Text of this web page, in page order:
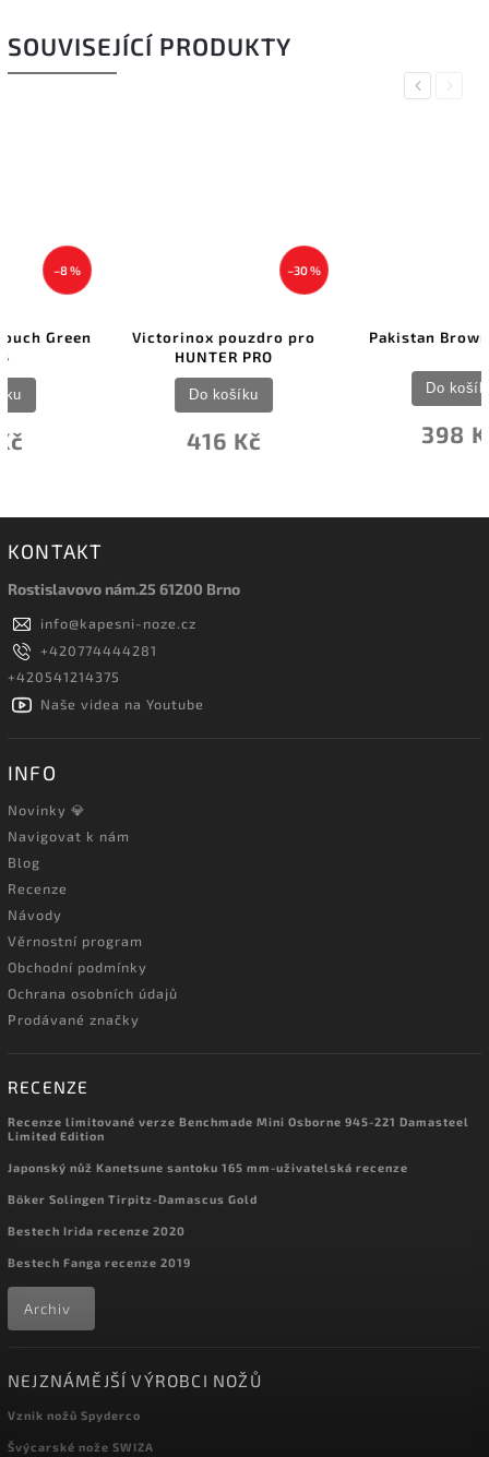
SOUVISEJÍCÍ PRODUKTY
Previous
Victorinox pouzdro pro
Pakistan Brown Leather
Next
KONTAKT
Rostislavovo nám.25 61200 Brno
info@kapesni-noze.cz
+420774444281
+420541214375
Naše videa na Youtube
INFO
Novinky 💎
Navigovat k nám
Blog
Recenze
Návody
Věrnostní program
Obchodní podmínky
Ochrana osobních údajů
Prodávané značky
RECENZE
Recenze limitované verze Benchmade Mini Osborne 945-221 Damasteel
Limited Edition
Japonský nůž Kanetsune santoku 165 mm-uživatelská recenze
Böker Solingen Tirpitz-Damascus Gold
Bestech Irida recenze 2020
Bestech Fanga recenze 2019
Archiv
NEJZNÁMĚJŠÍ VÝROBCI NOŽŮ
Vznik nožů Spyderco
Švýcarské nože SWIZA